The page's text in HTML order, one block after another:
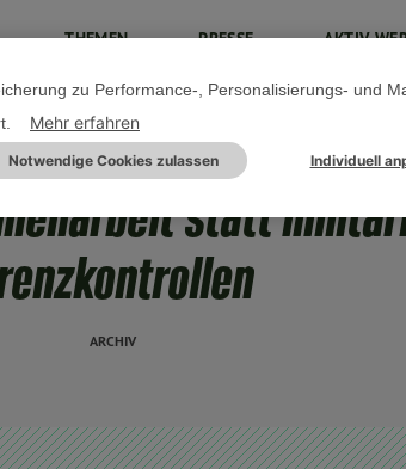
THEMEN PRESSE AKTIV
10. SEPTEMBER 2017
statt
ARCHIV
zu Performance-, Personalisierungs- und
Mehr erfahren
Notwendige Cookies zulassen Individuell